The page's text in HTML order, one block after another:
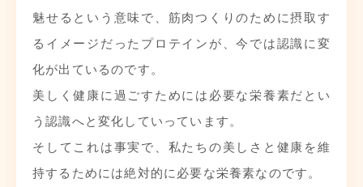
魅せるという意味で、筋肉つくりのために摂取す
るイメージだったプロテインが、今では認識に変
化が出ているのです。
美しく健康に過ごすためには必要な栄養素だとい
う認識へと変化していっています。
そしてこれは事実で、私たちの美しさと健康を維
持するためには絶対的に必要な栄養素なのです。